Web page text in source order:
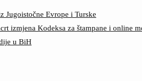
Jugoistočne Evrope i Turske
izmjena Kodeksa za štampane i online
u BiH